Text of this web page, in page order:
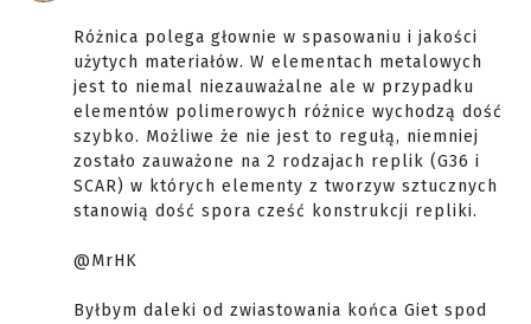
Różnica polega głownie w spasowaniu i jakości
użytych materiałów. W elementach metalowych
jest to niemal niezauważalne ale w przypadku
elementów polimerowych różnice wychodzą dość
szybko. Możliwe że nie jest to regułą, niemniej
zostało zauważone na 2 rodzajach replik (G36 i
SCAR) w których elementy z tworzyw sztucznych
stanowią dość spora cześć konstrukcji repliki.
@MrHK
Byłbym daleki od zwiastowania końca Giet spod